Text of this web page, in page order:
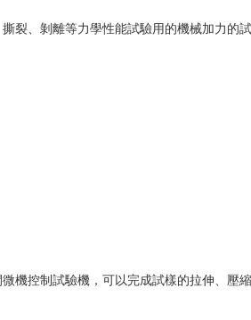
裂、剝離等力學性能試驗用的機械加力的
機控制試驗機，可以完成試樣的拉伸、壓